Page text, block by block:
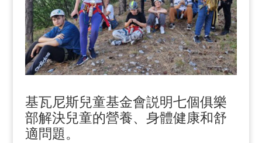
基瓦尼斯兒童基金會説明七個俱樂
部解決兒童的營養、身體健康和舒
適問題。